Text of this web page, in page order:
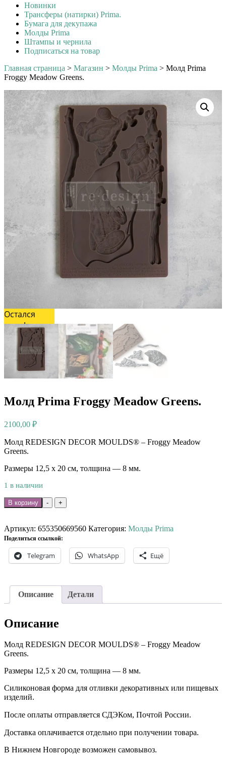
Новинки
Трансферы (натирки) Prima.
Бумага для декупажа
Молды Prima
Штампы и чернила
Подписаться на товар
Главная страница > Магазин > Молды Prima > Молд Prima
Froggy Meadow Greens.
Остался
один!
Молд Prima Froggy Meadow Greens.
2100,00 ₽
Молд REDESIGN DECOR MOULDS® – Froggy Meadow
Greens.
Размеры 12,5 х 20 см, толщина — 8 мм.
1 в наличии
-
Количество
товара
Prima
Froggy
Meadow
Greens.
+
В корзину
Артикул: 655350669560 Категория: Молды Prima
Поделиться ссылкой:
Telegram WhatsApp Ещё
Описание Детали
Описание
Молд REDESIGN DECOR MOULDS® – Froggy Meadow
Greens.
Размеры 12,5 х 20 см, толщина — 8 мм.
Силиконовая форма для отливки декоративных или пищевых
изделий.
После оплаты отправляется СДЭКом, Почтой России. ⠀
Доставка оплачивается отдельно при получении товара. ⠀
В Нижнем Новгороде возможен самовывоз.